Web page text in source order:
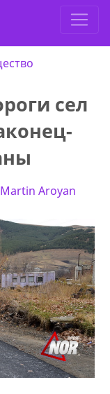
сел
Martin Aroyan